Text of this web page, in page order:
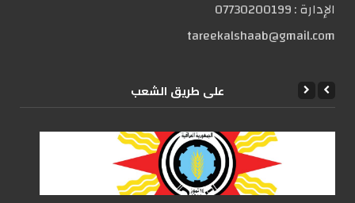
الإدارة :07730200199
tareekalshaab@gmail.com
علی طریق الشعب